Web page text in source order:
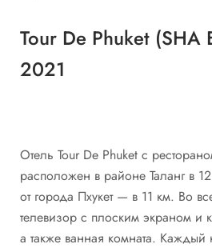
Tour De Phuket (SHA
2021
Отель Tour De Phuket с
расположен в районе Таланг в
от города Пхукет — в 11 км. Во
телевизор с плоским экраном и
а также ванная комната.